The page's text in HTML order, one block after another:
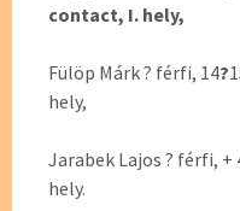
contact, I. hely,
Fülöp Márk ? férfi, 14?
hely,
Jarabek Lajos ? férfi, +
hely.